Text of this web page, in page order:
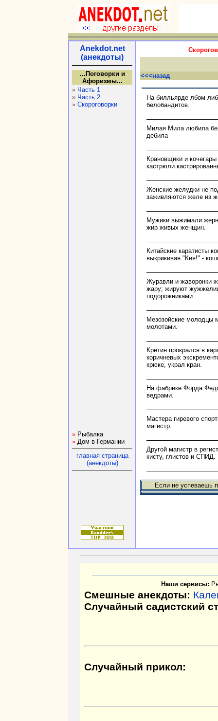
Anekdot.net
(анекдоты)
...Поговорки и
Афоризмы...
» Часть 1
» Часть 2
» Скороговорки
» Рыбалка
» Дом в Германии
главная страница
(анекдоты)
<<<назад
На билльярде лбом
белобандитов.
Милая Мила любила
дебила
Крановщики и
кастрюли
Женские желудки не
заживляются желе из
Мужики выжимали
жир живых женщин.
Китайские каратисты
выкрикивая "Кия!" -
Журавли и жаворонки
жару; жируют
подорожниками.
Мезозойские молодцы
молотами.
Кретин прокрался в
коричневых
крюке, украл кран.
На фабрике Форда
ведрами.
Мастера гиревого
магистр.
Другой магистр в
кисту, глистов и СПИД.
Если не успеваешь
Наши сервисы:
Смешные анекдоты:
Случайный садистский
Случайный прикол: